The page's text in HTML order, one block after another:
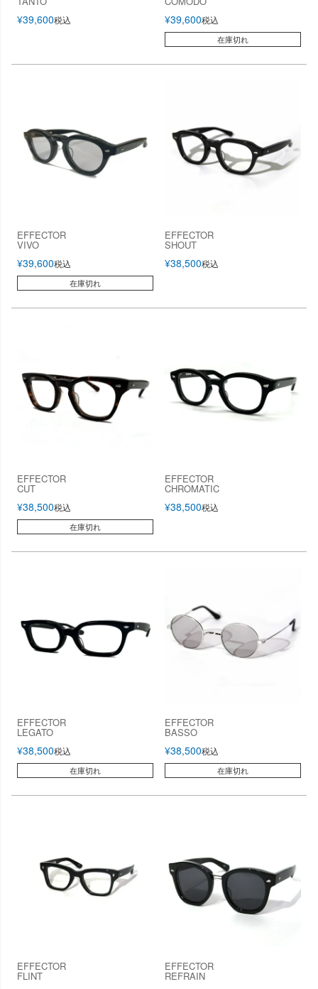
¥39,600税込 ¥39,600税込
在庫切れ
EFFECTOR
VIVO
¥39,600税込
在庫切れ
EFFECTOR
SHOUT
¥38,500税込
EFFECTOR
CUT
¥38,500税込
在庫切れ
EFFECTOR
CHROMATIC
¥38,500税込
EFFECTOR
LEGATO
¥38,500税込
在庫切れ
EFFECTOR
BASSO
¥38,500税込
在庫切れ
EFFECTOR
FLINT
EFFECTOR
REFRAIN